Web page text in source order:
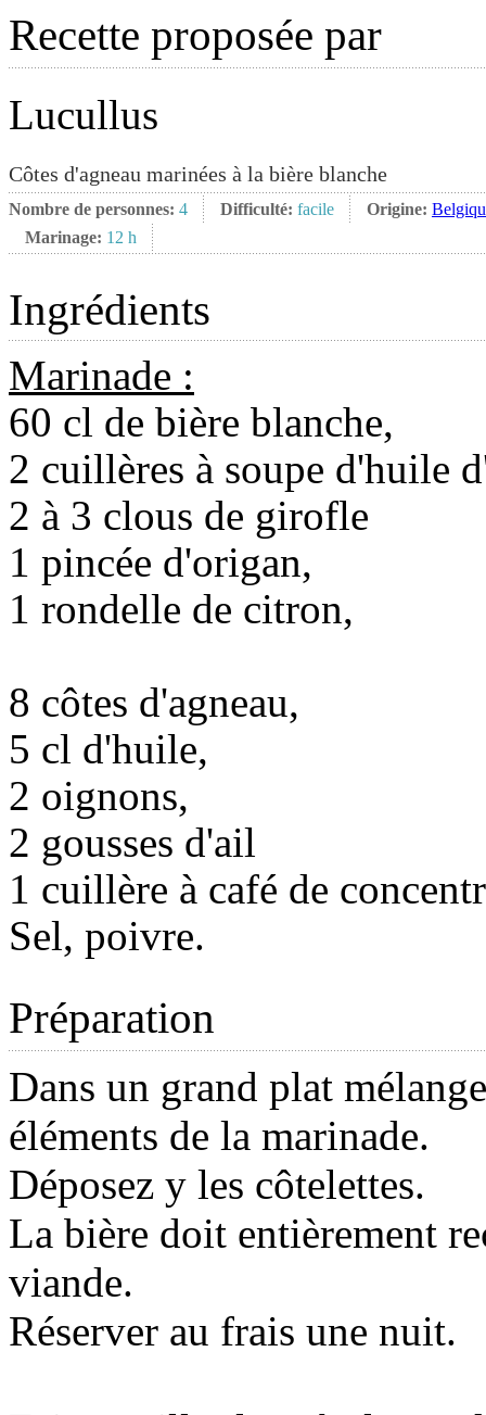
Recette proposée par
Lucullus
Côtes d'agneau marinées à la bière blanche
Nombre de personnes: 4 Difficulté: facile Origine:
Marinage: 12 h
Ingrédients
Marinade :
60 cl de bière blanche,
2 cuillères à soupe d'huile
2 à 3 clous de girofle
1 pincée d'origan,
1 rondelle de citron,
8 côtes d'agneau,
5 cl d'huile,
2 oignons,
2 gousses d'ail
1 cuillère à café de
Sel, poivre.
Préparation
Dans un grand plat
éléments de la marinade.
Déposez y les côtelettes.
La bière doit entièrement
viande.
Réserver au frais une nuit.